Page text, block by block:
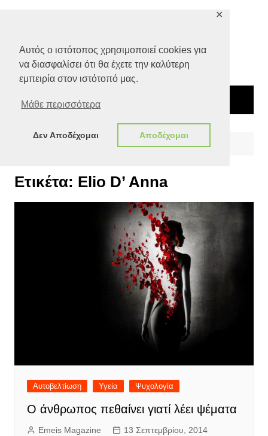
Αυτός ο ιστότοπος χρησιμοποιεί cookies για
να διασφαλίσει ότι θα έχετε την καλύτερη
εμπειρία στον ιστότοπό μας.
Μάθε περισσότερα
Δεν Αποδέχομαι Αποδέχομαι
✕
Ετικέτα: Elio D’ Anna
Αυτοβελτίωση Υγεία Ψυχολογία
Ο άνθρωπος πεθαίνει γιατί λέει ψέματα
Emeis Magazine
13 Σεπτεμβρίου, 2014